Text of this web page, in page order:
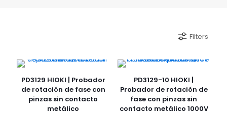
Filters
PD3129 HIOKI | Probador
de rotación de fase con
pinzas sin contacto
metálico
PD3129-10 HIOKI |
Probador de rotación de
fase con pinzas sin
contacto metálico 1000V